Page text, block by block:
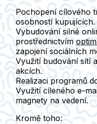
Pochopení cílového
osobností kupujících.
Vybudování silné
prostřednictvím
zapojení sociálních
Využití budování sítí
akcích.
Realizaci programů
Využití cíleného e-
magnety na vedení.
Kromě toho: